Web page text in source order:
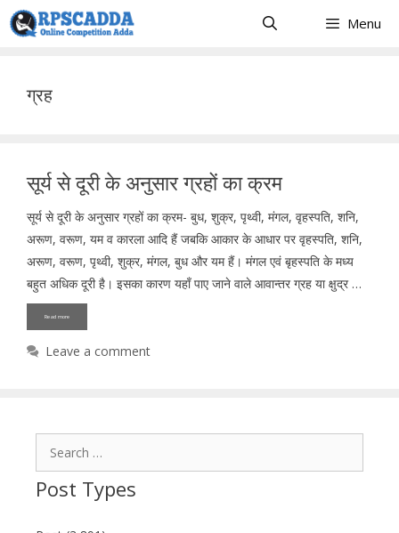
Skip
to
Menu
ग्रह
सूर्य से दूरी के अनुसार ग्रहों का क्रम
सूर्य से दूरी के अनुसार ग्रहों का क्रम- बुध, शुक्र, पृथ्वी, मंगल, वृहस्पति, शनि,
अरूण, वरूण, यम व कारला आदि हैं जबकि आकार के आधार पर वृहस्पति, शनि,
अरूण, वरूण, पृथ्वी, शुक्र, मंगल, बुध और यम हैं। मंगल एवं बृहस्पति के मध्य
बहुत अधिक दूरी है। इसका कारण यहाँ पाए जाने वाले आवान्तर ग्रह या क्षुद्र …
Read more
Leave a comment
Post Types